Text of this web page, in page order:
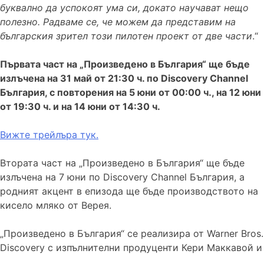
буквално да успокоят ума си, докато научават нещо
полезно. Радваме се, че можем да представим на
българския зрител този пилотен проект от две части.“
Първата част на „Произведено в България“ ще бъде
излъчена на 31 май от 21:30 ч. по Discovery Channel
България, с повторения на 5 юни от 00:00 ч., на 12 юни
от 19:30 ч. и на 14 юни от 14:30 ч.
Вижте трейлъра тук.
Втората част на „Произведено в България“ ще бъде
излъчена на 7 юни по Discovery Channel България, а
родният акцент в епизода ще бъде производството на
кисело мляко от Верея.
„Произведено в България“ се реализира от Warner Bros.
Discovery с изпълнителни продуценти Кери Маккавой и